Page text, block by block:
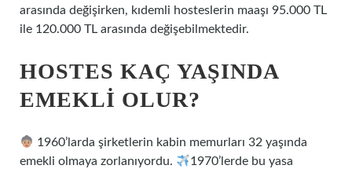
arasında değişirken, kıdemli hosteslerin maaşı 95.000 TL
ile 120.000 TL arasında değişebilmektedir.
HOSTES KAÇ YAŞINDA
EMEKLI OLUR?
1960’larda şirketlerin kabin memurları 32 yaşında
emekli olmaya zorlanıyordu.
1970’lerde bu yasa